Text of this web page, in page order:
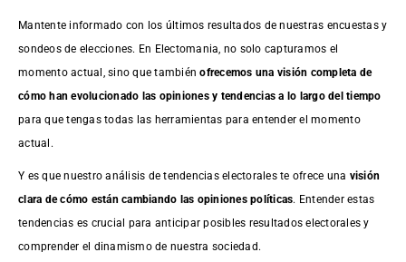
Mantente informado con los últimos resultados de nuestras encuestasy
sondeos de elecciones. En Electomania, no solo capturamos el
momento actual, sino que tambiénofrecemos una visión completa de
cómo han evolucionado las opiniones y tendencias a lo largo del tiempo
para que tengas todas las herramientas para entender el momento
actual.
Y es que nuestro análisis de tendencias electorales te ofrece una visión
clara de cómo están cambiando las opiniones políticas. Entender estas
tendencias es crucial para anticipar posibles resultados electorales y
comprender el dinamismo de nuestra sociedad.